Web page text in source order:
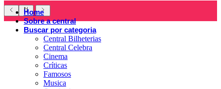
Home
Sobre a central
Buscar por categoria
Central Bilheterias
Central Celebra
Cinema
Críticas
Famosos
Musica